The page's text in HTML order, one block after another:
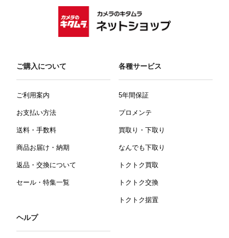
ご購入について
ご利用案内
お支払い方法
送料・手数料
商品お届け・納期
返品・交換について
セール・特集一覧
各種サービス
5年間保証
プロメンテ
買取り・下取り
なんでも下取り
トクトク買取
トクトク交換
トクトク据置
ヘルプ